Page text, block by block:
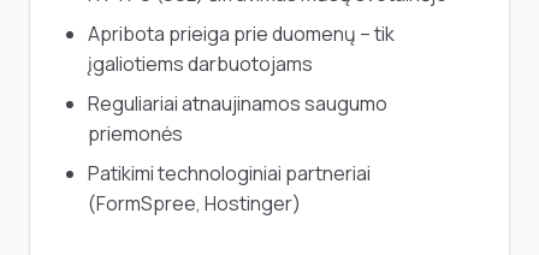
Apribota prieiga prie duomenų – tik
įgaliotiems darbuotojams
Reguliariai atnaujinamos saugumo
priemonės
Patikimi technologiniai partneriai
(FormSpree, Hostinger)